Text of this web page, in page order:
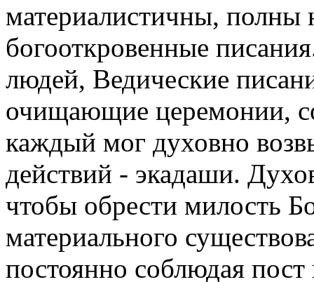
материалистичны, полны
богооткровенные
людей, Ведические
очищающие церемонии,
каждый мог духовно
действий - экадаши.
чтобы обрести милость
материального
постоянно соблюдая